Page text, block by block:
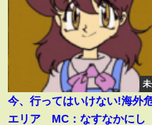
今、行ってはいけない!海外
エリア MC：なすなかに